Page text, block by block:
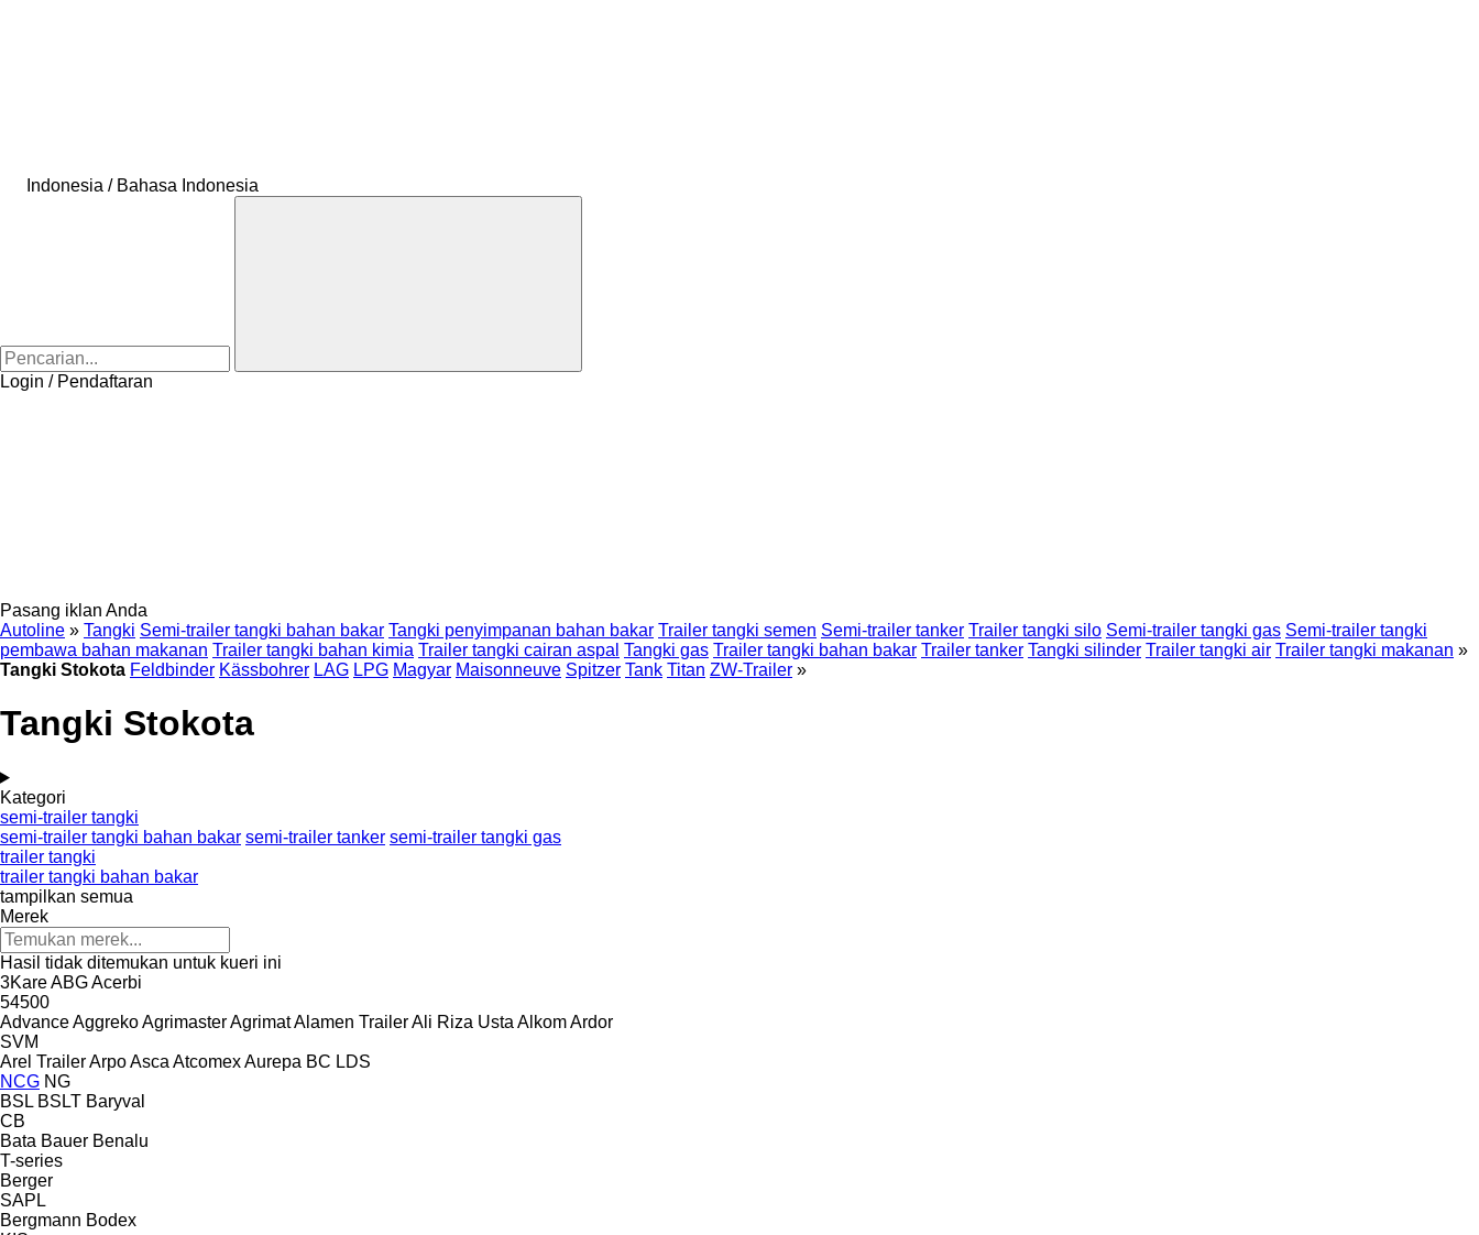
Indonesia / Bahasa Indonesia
Login / Pendaftaran
Pasang iklan Anda
Autoline » Tangki Semi-trailer tangki bahan bakar Tangki penyimpanan bahan bakar Trailer tangki semen Semi-trailer tanker Trailer tangki silo Semi-trailer tangki gas Semi-trailer tangki
pembawa bahan makanan Trailer tangki bahan kimia Trailer tangki cairan aspal Tangki gas Trailer tangki bahan bakar Trailer tanker Tangki silinder Trailer tangki air Trailer tangki makanan »
Tangki Stokota Feldbinder Kässbohrer LAG LPG Magyar Maisonneuve Spitzer Tank Titan ZW-Trailer »
Tangki Stokota
Kategori
semi-trailer tangki
semi-trailer tangki bahan bakar semi-trailer tanker semi-trailer tangki gas
trailer tangki
trailer tangki bahan bakar
tampilkan semua
Merek
Hasil tidak ditemukan untuk kueri ini
3KareABGAcerbi
54500
AdvanceAggrekoAgrimasterAgrimatAlamen TrailerAli Riza Usta AlkomArdor
SVM
Arel TrailerArpoAsca AtcomexAurepa BC LDS
NCG NG
BSL BSLT Baryval
CB
Bata Bauer Benalu
T-series
Berger
SAPL
Bergmann Bodex